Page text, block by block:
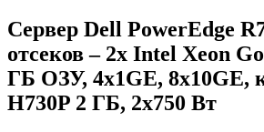
Сервер Dell PowerEdge
отсеков – 2x Intel Xeon
ГБ ОЗУ, 4x1GE, 8x10GE,
H730P 2 ГБ, 2x750 Вт